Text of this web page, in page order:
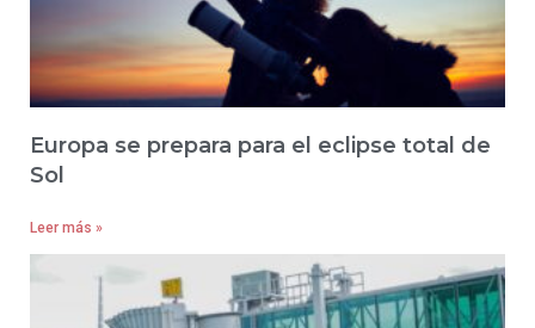
Europa se prepara para el eclipse total de
Sol
Leer más »